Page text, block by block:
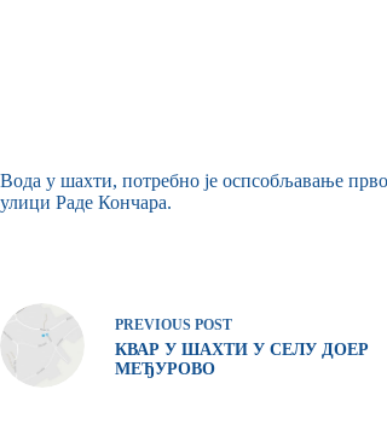
Вода у шахти, потребно је оспсобљавање
улици Раде Кончара.
PREVIOUS POST
КВАР У ШАХТИ У СЕЛУ ДОЕР
МЕЂУРОВО